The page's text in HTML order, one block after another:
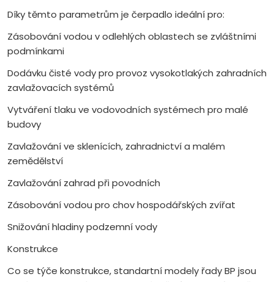
Díky těmto parametrům je čerpadlo ideální pro:
Zásobování vodou v odlehlých oblastech se zvláštními
podmínkami
Dodávku čisté vody pro provoz vysokotlakých zahradních
zavlažovacích systémů
Vytváření tlaku ve vodovodních systémech pro malé
budovy
Zavlažování ve sklenících, zahradnictví a malém
zemědělství
Zavlažování zahrad při povodních
Zásobování vodou pro chov hospodářských zvířat
Snižování hladiny podzemní vody
Konstrukce
Co se týče konstrukce, standartní modely řady BP jsou